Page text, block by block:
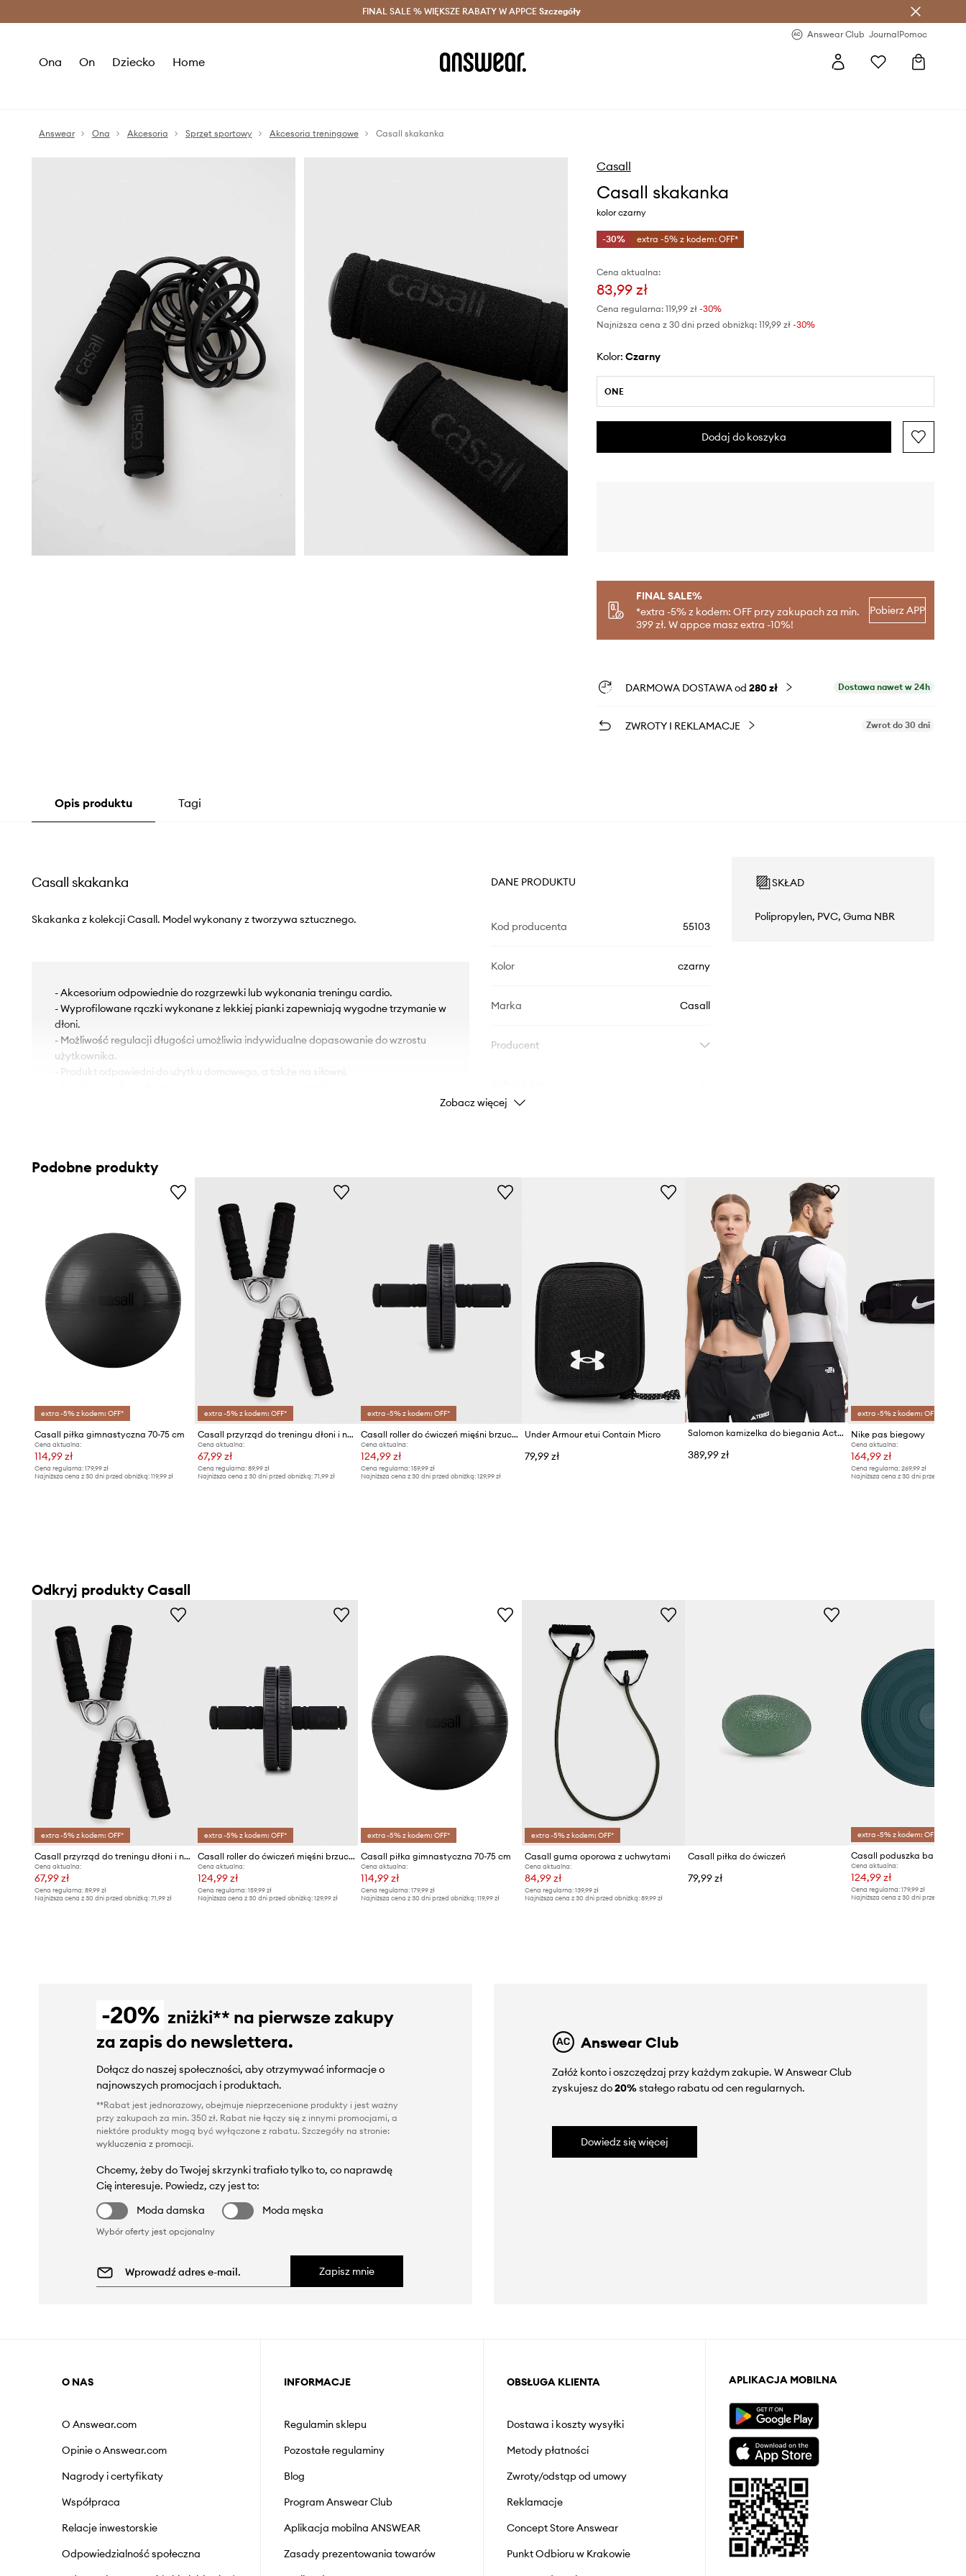
Oszczędzaj z Answear Club > Dostawa nawet w 24h >
FINAL SALE % WIĘKSZE RABATY W APPCE Szczegóły
Answear Club JournalPomoc
Ona On Dziecko Home
Answear Ona Akcesoria Sprzęt sportowy Akcesoria treningowe Casall skakanka
Casall
Casall skakanka
kolor czarny
-30% extra -5% z kodem: OFF*
Cena aktualna:
83,99 zł
Cena regularna: 119,99 zł-30%
Najniższa cena z 30 dni przed obniżką: 119,99 zł -30%
Kolor: czarny
ONE
Dodaj do koszyka
FINAL SALE%
*extra -5% z kodem: OFF przy zakupach za min.
399 zł. W appce masz extra -10%!
Pobierz APP
DARMOWA DOSTAWA od 280 zł Dostawa nawet w 24h
ZWROTY I REKLAMACJE Zwrot do 30 dni
Opis produktu Tagi
Casall skakanka
Skakanka z kolekcji Casall. Model wykonany z tworzywa sztucznego.
- Akcesorium odpowiednie do rozgrzewki lub wykonania treningu cardio.
- Wyprofilowane rączki wykonane z lekkiej pianki zapewniają wygodne trzymanie w
dłoni.
- Możliwość regulacji długości umożliwia indywidualne dopasowanie do wzrostu
użytkownika.
- Produkt odpowiedni do użytku domowego, a także na siłowni.
DANE PRODUKTU
Kod producenta 55103
Kolor czarny
Marka Casall
Producent
SKŁAD
Polipropylen, PVC, Guma NBR
Zobacz więcej
Podobne produkty
extra -5% z kodem: OFF*
Casall piłka gimnastyczna 70-75 cm
Cena aktualna:
114,99 zł
Cena regularna: 179,99 zł
Najniższa cena z 30 dni przed obniżką: 119,99 zł
extra -5% z kodem: OFF*
Casall przyrząd do treningu dłoni i nadgarstka 2-pack
Cena aktualna:
67,99 zł
Cena regularna:89,99 zł
Najniższa cena z 30 dni przed obniżką:71,99 zł
extra -5% z kodem: OFF*
Casall roller do ćwiczeń mięśni brzucha
Cena aktualna:
124,99 zł
Cena regularna: 159,99 zł
Najniższa cena z 30 dni przed obniżką: 129,99 zł
Under Armour etui Contain Micro
79,99 zł
Salomon kamizelka do biegania Act Skin 8
389,99 zł
extra -5% z kodem: OFF*
Nike pas biegowy
Cena aktualna:
164,99 zł
Cena regularna: 269,99 zł
Najniższa cena z 30 dni przed obniżką:
Odkryj produkty Casall
extra -5% z kodem: OFF*
Casall przyrząd do treningu dłoni i nadgarstka 2-pack
Cena aktualna:
67,99 zł
Cena regularna: 89,99 zł
Najniższa cena z 30 dni przed obniżką: 71,99 zł
extra -5% z kodem: OFF*
Casall roller do ćwiczeń mięśni brzucha
Cena aktualna:
124,99 zł
Cena regularna:159,99 zł
Najniższa cena z 30 dni przed obniżką:129,99 zł
extra -5% z kodem: OFF*
Casall piłka gimnastyczna 70-75 cm
Cena aktualna:
114,99 zł
Cena regularna: 179,99 zł
Najniższa cena z 30 dni przed obniżką: 119,99 zł
extra -5% z kodem: OFF*
Casall guma oporowa z uchwytami
Cena aktualna:
84,99 zł
Cena regularna: 139,99 zł
Najniższa cena z 30 dni przed obniżką: 89,99 zł
Casall piłka do ćwiczeń
79,99 zł
extra -5% z kodem: OFF*
Casall poduszka
Cena aktualna:
124,99 zł
Cena regularna: 179,99 zł
Najniższa cena z 30 dni przed obniżką:
-20% zniżki** na pierwsze zakupy
za zapis do newslettera.
Dołącz do naszej społeczności, aby otrzymywać informacje o
najnowszych promocjach i produktach.
**Rabat jest jednorazowy, obejmuje nieprzecenione produkty i jest ważny
przy zakupach za min. 350 zł. Rabat nie łączy się z innymi promocjami, a
niektóre produkty mogą być wyłączone z rabatu. Szczegóły na stronie:
wykluczenia z promocji.
Chcemy, żeby do Twojej skrzynki trafiało tylko to, co naprawdę
Cię interesuje. Powiedz, czy jest to:
Moda damska
Moda męska
Wybór oferty jest opcjonalny
Zapisz mnie
Answear Club
Załóż konto i oszczędzaj przy każdym zakupie. W Answear Club
zyskujesz do20%stałego rabatu od cen regularnych.
Dowiedz się więcej
O NAS
O Answear.com
Opinie o Answear.com
Nagrody i certyfikaty
Współpraca
Relacje inwestorskie
Odpowiedzialność społeczna
INFORMACJE
Regulamin sklepu
Pozostałe regulaminy
Blog
Program Answear Club
Aplikacja mobilna ANSWEAR
Zasady prezentowania towarów
OBSŁUGA KLIENTA
Dostawa i koszty wysyłki
Metody płatności
Zwroty/odstąp od umowy
Reklamacje
Concept Store Answear
Punkt Odbioru w Krakowie
APLIKACJA MOBILNA